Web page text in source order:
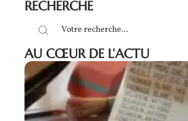
RECHERCHE
AU CŒUR DE L’ACTU